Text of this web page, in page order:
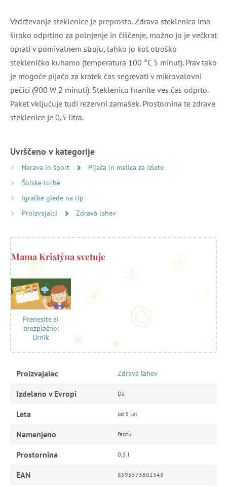
Vzdrževanje steklenice je preprosto. Zdrava steklenica ima
široko odprtino za polnjenje in čiščenje, možno jo je večkrat
oprati v pomivalnem stroju, lahko jo kot otroško
stekleničko kuhamo (temperatura 100 °C 5 minut). Prav tako
je mogoče pijačo za kratek čas segrevati v mikrovalovni
pečici (900 W 2 minuti). Steklenico hranite ves čas odprto.
Paket vključuje tudi rezervni zamašek. Prostornina te zdrave
steklenice je 0,5 litra.
Uvrščeno v kategorije
Narava in šport
Pijača in malica za izlete
Šolske torbe
Igračke glede na tip
Proizvajalci
Zdravá lahev
Mama Kristýna svetuje
Prenesite si
brezplačno:
Urnik
Proizvajalec Zdravá lahev
Izdelano v Evropi Da
Leta od 3 let
Namenjeno fantu
Prostornina 0,5 l
EAN 8595573601348